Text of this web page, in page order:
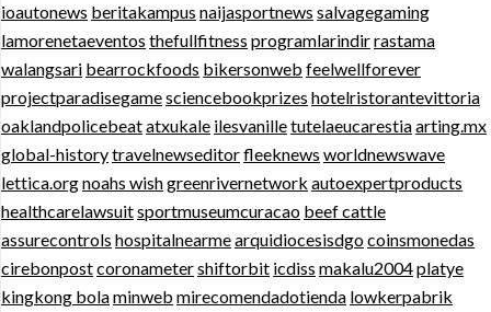
ioautonews beritakampus naijasportnews salvagegaming
lamorenetaeventos thefullfitness programlarindirrastama
walangsari bearrockfoods bikersonweb feelwellforever
projectparadisegamesciencebookprizes hotelristorantevittoria
oaklandpolicebeatatxukale ilesvanilletutelaeucarestiaarting.mx
global-historytravelnewseditorfleeknews worldnewswave
lettica.orgnoahs wishgreenrivernetwork autoexpertproducts
healthcarelawsuitsportmuseumcuracao beef cattle
assurecontrols hospitalnearmearquidiocesisdgocoinsmonedas
cirebonpostcoronametershiftorbit icdiss makalu2004platye
kingkong bolaminweb mirecomendadotienda lowkerpabrik